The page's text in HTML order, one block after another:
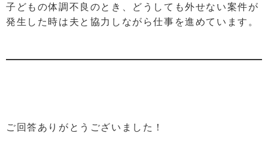
子どもの体調不良のとき、どうしても外せない案件が
発生した時は夫と協力しながら仕事を進めています。
ご回答ありがとうございました！